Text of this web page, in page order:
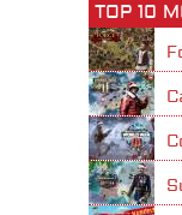
TOP 10